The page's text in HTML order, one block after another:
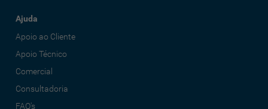
Ajuda
Apoio ao Cliente
Apoio Técnico
Comercial
Consultadoria
FAQ's